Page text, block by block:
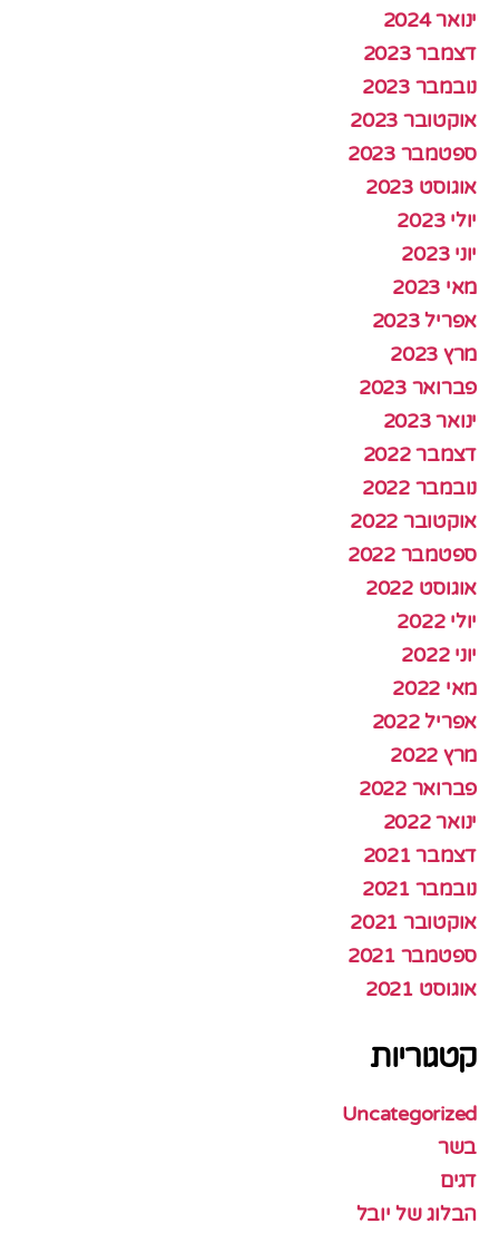
ינואר 2024
דצמבר 2023
נובמבר 2023
אוקטובר 2023
ספטמבר 2023
אוגוסט 2023
יולי 2023
יוני 2023
מאי 2023
אפריל 2023
מרץ 2023
פברואר 2023
ינואר 2023
דצמבר 2022
נובמבר 2022
אוקטובר 2022
ספטמבר 2022
אוגוסט 2022
יולי 2022
יוני 2022
מאי 2022
אפריל 2022
מרץ 2022
פברואר 2022
ינואר 2022
דצמבר 2021
נובמבר 2021
אוקטובר 2021
ספטמבר 2021
אוגוסט 2021
קטגוריות
Uncategorized
בשר
דגים
הבלוג של יובל